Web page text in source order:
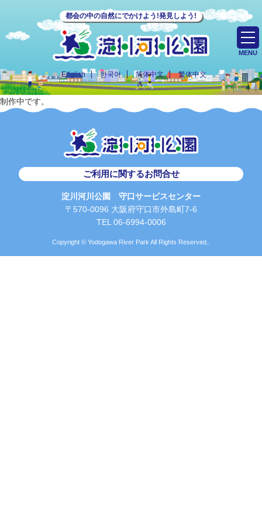
都会の中の自然にでかけよう!発見しよう!
English 한국어 简体中文 繁体中文
MENU
制作中です。
ご利用に関するお問合せ
淀川河川公園 守口サービスセンター
〒570-0096 大阪府守口市外島町7-6
TEL 06-6994-0006
Copyright © Yodogawa River Park All Rights Reserved..